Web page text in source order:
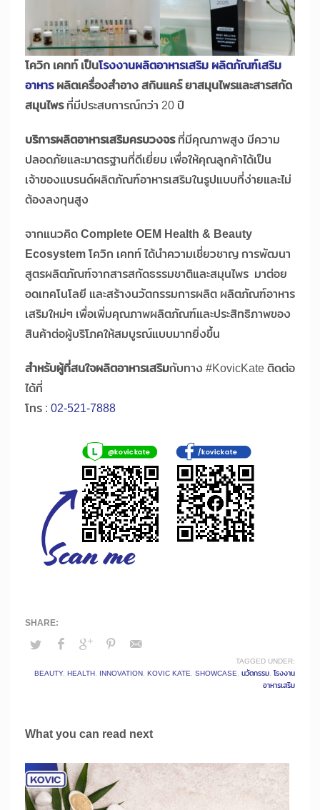
โควิก เคทท์ เป็นโรงงานผลิตอาหารเสริม ผลิตภัณฑ์เสริม
อาหารผลิตเครื่องสำอาง สกินแคร์ ยาสมุนไพรและสารสกัด
สมุนไพรที่มีประสบการณ์กว่า 20 ปี
บริการผลิตอาหารเสริมครบวงจรที่มีคุณภาพสูง มีความ
ปลอดภัยและมาตรฐานที่ดีเยี่ยม เพื่อให้คุณลูกค้าได้เป็น
เจ้าของแบรนด์ผลิตภัณฑ์อาหารเสริมในรูปแบบที่ง่ายและไม่
ต้องลงทุนสูง
จากแนวคิดComplete OEM Health & Beauty
Ecosystemโควิก เคทท์ ได้นำความเชี่ยวชาญ การพัฒนา
สูตรผลิตภัณฑ์จากสารสกัดธรรมชาติและสมุนไพร มาต่อย
อดเทคโนโลยี และสร้างนวัตกรรมการผลิต ผลิตภัณฑ์อาหาร
เสริมใหม่ๆ เพื่อเพิ่มคุณภาพผลิตภัณฑ์และประสิทธิภาพของ
สินค้าต่อผู้บริโภคให้สมบูรณ์แบบมากยิ่งขึ้น
สำหรับผู้ที่สนใจผลิตอาหารเสริมกับทาง #KovicKate ติดต่อ
ได้ที่
โทร : 02-521-7888
TAGGED UNDER:
BEAUTY, HEALTH, INNOVATION, KOVIC KATE, SHOWCASE, นวัตกรรม, โรงงาน
อาหารเสริม
What you can read next